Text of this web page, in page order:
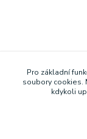
Pro základní
soubory cookies.
kdykoli